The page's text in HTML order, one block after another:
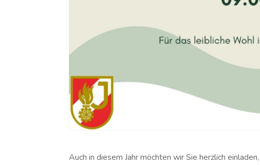
Auch in diesem Jahr möchten wir Sie herzlich